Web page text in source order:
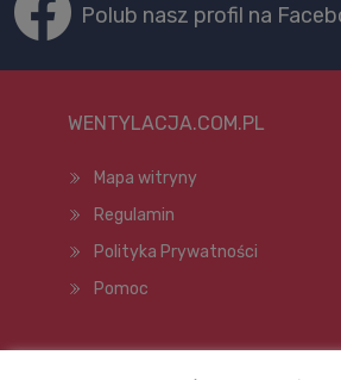
Polub nasz profil na
WENTYLACJA.COM.PL
Mapa witryny
Regulamin
Polityka Prywatności
Pomoc